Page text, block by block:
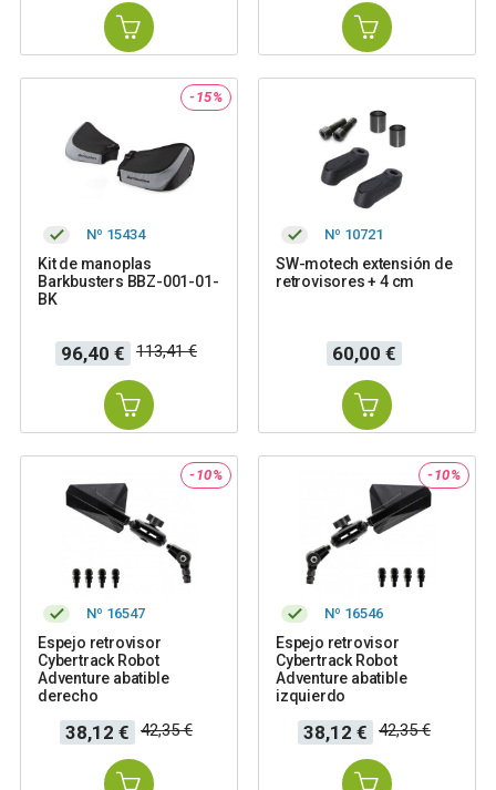
-15%
Nº 15434
Kit de manoplas
Barkbusters BBZ-001-01-
BK
Precio
96,40 €
Precio
base
113,41 €
Nº 10721
SW-motech extensión de
retrovisores + 4 cm
Precio
60,00 €
-10%
Nº 16547
Espejo retrovisor
Cybertrack Robot
Adventure abatible
derecho
Precio
38,12 €
Precio
base
42,35 €
-10%
Nº 16546
Espejo retrovisor
Cybertrack Robot
Adventure abatible
izquierdo
Precio
38,12 €
Precio
base
42,35 €